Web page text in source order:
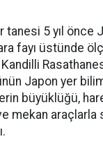
tanesi 5 yıl önce
fayı üstünde
Kandilli
Japon yer
büyüklüğü,
mekan araçlarla